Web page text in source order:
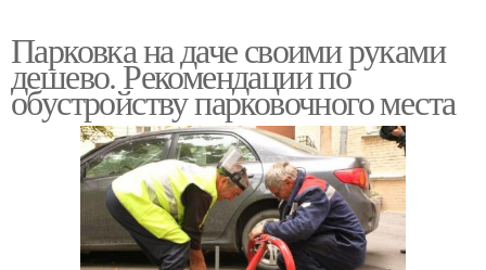
Парковка на даче своими руками
дешево. Рекомендации по
обустройству парковочного места